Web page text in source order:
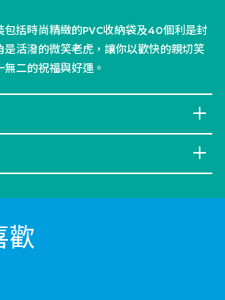
包括時尚精緻的PVC收納袋及40個利是封
是活潑的微笑老虎，讓你以歡快的親切笑
二的祝福與好運。
歡